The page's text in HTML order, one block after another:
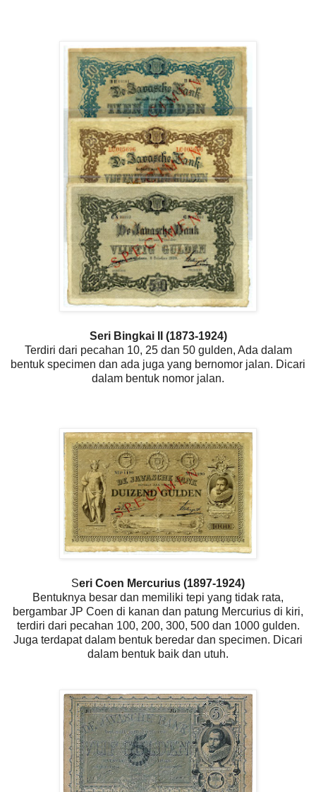
Seri Bingkai II (1873-1924)
Terdiri dari pecahan 10, 25 dan 50 gulden, Ada dalam
bentuk specimen dan ada juga yang bernomor jalan. Dicari
dalam bentuk nomor jalan.
Seri Coen Mercurius (1897-1924)
Bentuknya besar dan memiliki tepi yang tidak rata,
bergambar JP Coen di kanan dan patung Mercurius di kiri,
terdiri dari pecahan 100, 200, 300, 500 dan 1000 gulden.
Juga terdapat dalam bentuk beredar dan specimen. Dicari
dalam bentuk baik dan utuh.